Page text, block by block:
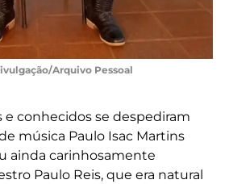
Arquivo Pessoal
e conhecidos se despediram
música Paulo Isac Martins
ainda carinhosamente
Paulo Reis, que era natural